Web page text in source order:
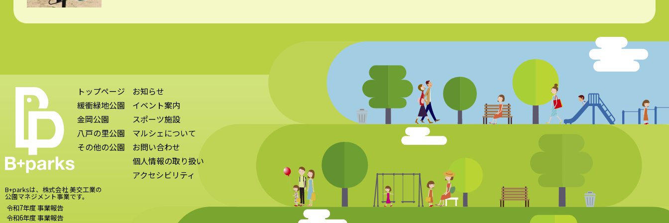
トップページ
緩衝緑地公園
金岡公園
八戸の里公園
その他の公園
お知らせ
イベント案内
スポーツ施設
マルシェについて
お問い合わせ
個人情報の取り扱い
アクセシビリティ
B+parksは、株式会社 美交工業の
公園マネジメント事業です。
令和7年度 事業報告
令和6年度 事業報告